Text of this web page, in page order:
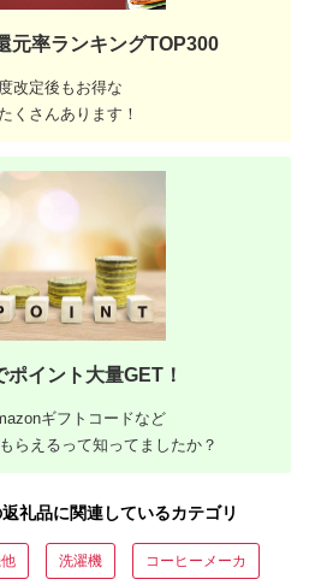
元率ランキングTOP300
改定後もお得な
くさんあります！
イント大量GET！
ギフトコードなど
らえるって知ってましたか？
礼品に関連しているカテゴリ
洗濯機 コーヒーメーカ